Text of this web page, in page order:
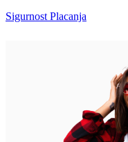
Sigurnost Placanja